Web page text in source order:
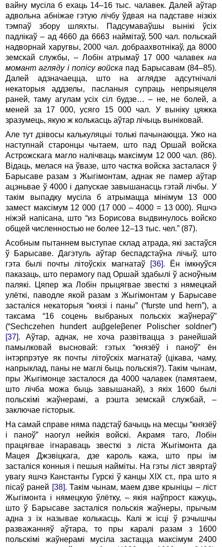
вайну мусіла б ехаць 14–16 тыс. чалавек. Далей аўтар
адвольна абніжае гэтую лічбу ўдвая на падставе нізкіх
тэмпаў збору шляхты. Падсумаваўшы вынікі ўсіх
падлікаў – ад 4660 да 6663 наймітаў, 500 чал. польскай
надворнай харугвы, 2000 чал. добраахвотнікаў, да 8000
земскай службы, – Лобін атрымаў 17 000 чалавек на
момант агляду і попісу войска пад Барысавам (84–85).
Далей адзначаецца, што на аглядзе адсутнічалі
некаторыя аддзелы, пасланыя супраць непрыяцеля
раней, таму агулам усіх сіл будзе… – не, не болей, а
меней за 17 000, усяго 15 000 чал. У выніку цяжка
зразумець, якую ж колькасць аўтар лічыць выніковай.
Але тут дзівосы калькуляцыі толькі пачынаюцца. Ужо на
наступнай старонцы чытаем, што пад Оршай войска
Астрожскага магло налічваць максімум 12 000 чал. (86).
Відаць, мелася на ўвазе, што частка войска засталася ў
Барысаве разам з Жыгімонтам, аднак яе памер аўтар
ацэньвае ў 4000 і дапускае завышанасць гэтай лічбы. У
такім выпадку мусіла б атрымацца мінімум 13 000
замест максімум 12 000 (17 000 – 4000 = 13 000). Яшчэ
ніжэй напісана, што “из Борисова выдвинулось войско
общей численностью не более 12–13 тыс. чел.” (87).
Асобным пытаннем выступае склад атрада, які застаўся
ў Барысаве. Дагэтуль аўтар беспадстаўна лічыў, што
гэта былі почты літоўскіх магнатаў
[36]. Ён імкнуўся
паказаць, што перамогу пад Оршай здабылі ў асноўным
палякі. Цяпер жа Лобін прыцягвае звесткі з нямецкай
улёткі, паводле якой разам з Жыгімонтам у Барысаве
засталіся некаторыя “князі і паны” (“furste und hern”), а
таксама “16 соцень выбраных польскіх жаўнераў”
(“Sechczehen hundert auβgeleβener Polischer soldner”)
[37]. Аўтар, аднак, не хоча развітвацца з ранейшай
памылковай высновай: гэтых “князёў і паноў” ён
інтэрпрэтуе як почты літоўскіх магнатаў (цікава, чаму,
напрыклад, паны не маглі быць польскія?). Такім чынам,
пры Жыгімонце засталося да 4000 чалавек (памятаем,
што лічба можа быць завышанай), з якіх 1600 былі
польскімі жаўнерамі, а рэшта земскай службай, –
заключае гісторык.
На самай справе няма падстаў бачыць на месцы “князёў
і паноў” наогул нейкія войскі. Акрамя таго, Лобін
працягвае ігнараваць звесткі з ліста Жыгімонта да
Мацея Джэвіцкага, дзе кароль кажа, што пры ім
засталіся конныя і пешыя найміты. На гэты ліст звяртаў
увагу яшчэ Канстанты Гурскі ў канцы XIX ст., пра што я
пісаў раней [38]. Такім чынам, маем дзве крыніцы – ліст
Жыгімонта і нямецкую ўлётку, – якія наўпрост кажуць,
што ў Барысаве засталіся польскія жаўнеры, прычым
адна з іх называе колькасць. Калі ж ісці ў рэчышчы
разважанняў аўтара, то пры каралі разам з 1600
польскімі жаўнерамі мусіла застацца максімум 2400